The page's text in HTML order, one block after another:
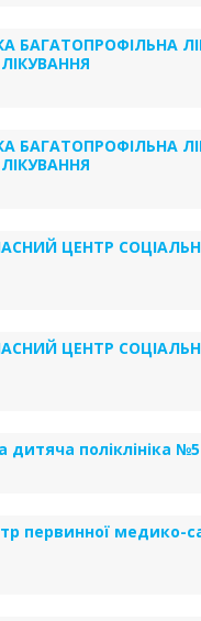
БАГАТОПРОФІЛЬНА
БАГАТОПРОФІЛЬНА
ЦЕНТР
ЦЕНТР
дитяча поліклініка №5
первинної медико-